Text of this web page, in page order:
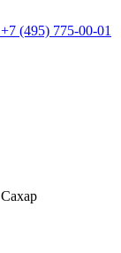
+7 (495) 775-00-01
Сахар